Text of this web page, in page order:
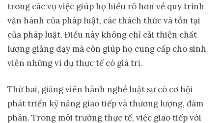
trong các vụ việc giúp họ hiểu rõ hơn về quy trình
vận hành của pháp luật, các thách thức và tồn tại
của pháp luật. Điều này không chỉ cải thiện chất
lượng giảng dạy mà còn giúp họ cung cấp cho sinh
viên những ví dụ thực tế có giá trị.
Thứ hai, giảng viên hành nghề luật sư có cơ hội
phát triển kỹ năng giao tiếp và thương lượng, đàm
phán. Trong môi trường thực tế, việc giao tiếp với